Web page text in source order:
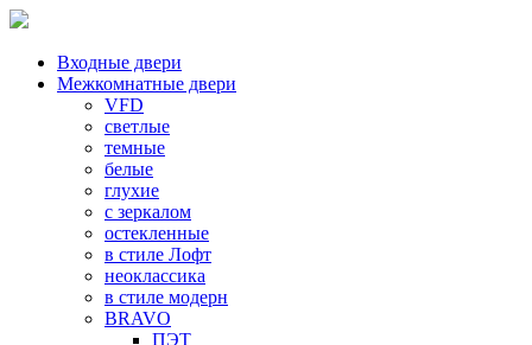
Входные двери
Межкомнатные двери
VFD
светлые
темные
белые
глухие
с зеркалом
остекленные
в стиле Лофт
неоклассика
в стиле модерн
BRAVO
ПЭТ